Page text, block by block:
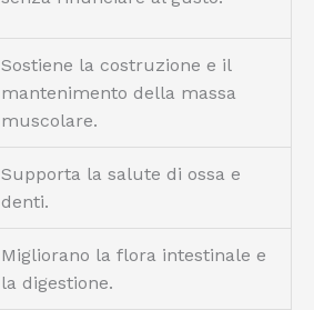
Sostiene la costruzione e il
mantenimento della massa
muscolare.
Supporta la salute di ossa e
denti.
Migliorano la flora intestinale e
la digestione.